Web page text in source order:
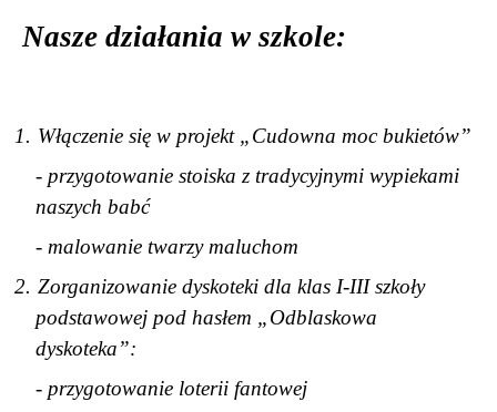
Nasze działania w szkole:
1. Włączenie się w projekt „Cudowna moc bukietów”
- przygotowanie stoiska z tradycyjnymi wypiekami
naszych babć
- malowanie twarzy maluchom
2. Zorganizowanie dyskoteki dla klas I-III szkoły
podstawowej pod hasłem „Odblaskowa
dyskoteka”:
- przygotowanie loterii fantowej